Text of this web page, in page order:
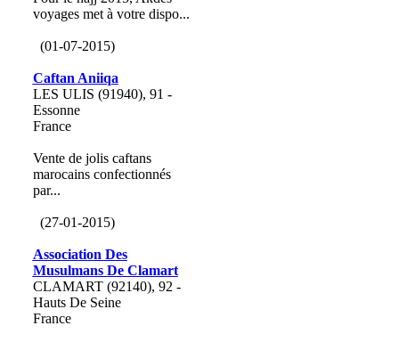
voyages met à votre dispo...
(01-07-2015)
Caftan Aniiqa
LES ULIS (91940), 91 -
Essonne
France
Vente de jolis caftans
marocains confectionnés
par...
(27-01-2015)
Association Des
Musulmans De Clamart
CLAMART (92140), 92 -
Hauts De Seine
France